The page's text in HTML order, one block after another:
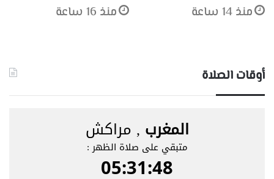
منذ 14 ساعة
منذ 16 ساعة
أوقات الصلاة